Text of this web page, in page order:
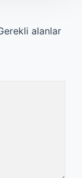
alanlar